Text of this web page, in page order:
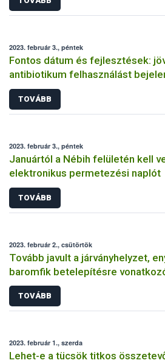
2023. február 3., péntek
Fontos dátum és fejlesztések:
antibiotikum felhasználást
TOVÁBB
2023. február 3., péntek
Januártól a Nébih felületén kell
elektronikus permetezési naplót
TOVÁBB
2023. február 2., csütörtök
Tovább javult a járványhelyzet,
baromfik betelepítésre
szabályokon
TOVÁBB
2023. február 1., szerda
Lehet-e a tücsök titkos